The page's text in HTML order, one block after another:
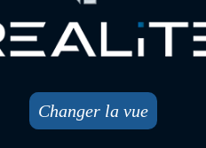
Changer la vue